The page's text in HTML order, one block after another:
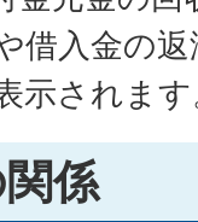
借入金の
示されま
係